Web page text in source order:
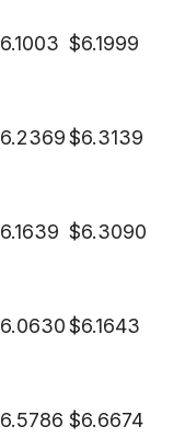
6.1003 $6.1999
6.2369$6.3139
6.1639 $6.3090
6.0630$6.1643
6.5786 $6.6674